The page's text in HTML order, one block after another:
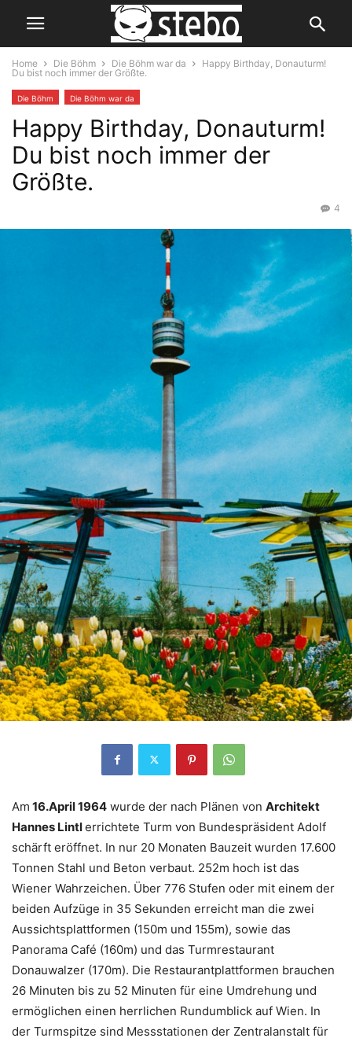
Home Die Böhm Die Böhm war da
Happy Birthday, Donauturm!
Du bist noch immer der Größte.
Die Böhm Die Böhm war da
Happy Birthday, Donauturm!
Du bist noch immer der
Größte.
4
Am 16.April 1964 wurde der nach Plänen von Architekt
Hannes Lintlerrichtete Turm von Bundespräsident Adolf
schärft eröffnet. In nur 20 Monaten Bauzeit wurden 17.600
Tonnen Stahl und Beton verbaut. 252m hoch ist das
Wiener Wahrzeichen. Über 776 Stufen oder mit einem der
beiden Aufzüge in 35 Sekunden erreicht man die zwei
Aussichtsplattformen (150m und 155m), sowie das
Panorama Café (160m) und das Turmrestaurant
Donauwalzer (170m). Die Restaurantplattformen brauchen
26 Minuten bis zu 52 Minuten für eine Umdrehung und
ermöglichen einen herrlichen Rundumblick auf Wien. In
der Turmspitze sind Messstationen der Zentralanstalt für